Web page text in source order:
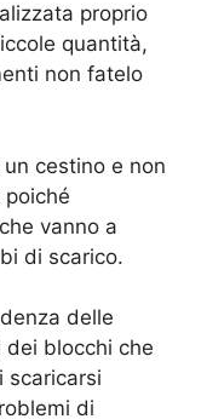
proprio
quantità,
non fatelo
cestino e non
vanno a
di scarico.
delle
dei blocchi che
scaricarsi
di